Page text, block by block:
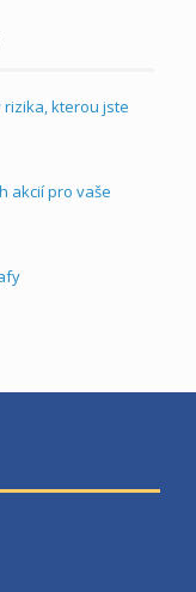
kterou jste
akcií pro vaše